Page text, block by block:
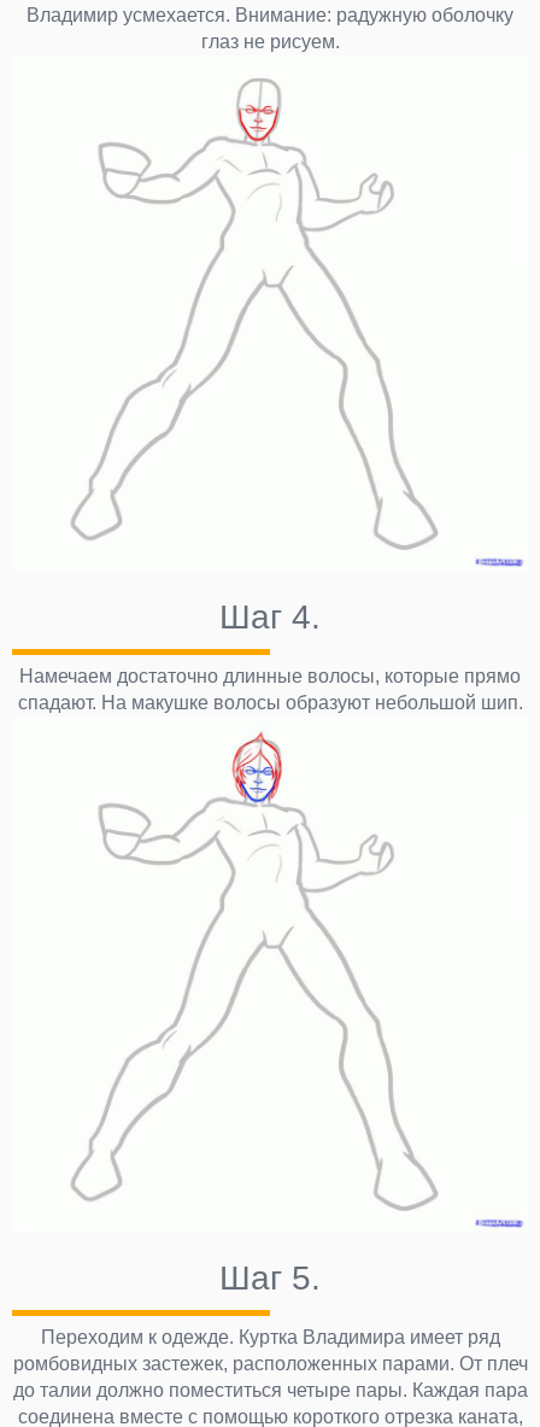
Владимир усмехается. Внимание: радужную оболочку
глаз не рисуем.
Шаг 4.
Намечаем достаточно длинные волосы, которые прямо
спадают. На макушке волосы образуют небольшой шип.
Шаг 5.
Переходим к одежде. Куртка Владимира имеет ряд
ромбовидных застежек, расположенных парами. От плеч
до талии должно поместиться четыре пары. Каждая пара
соединена вместе с помощью короткого отрезка каната,